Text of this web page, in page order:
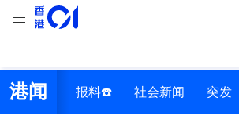
港闻 报料☎️ 社会新闻 突发